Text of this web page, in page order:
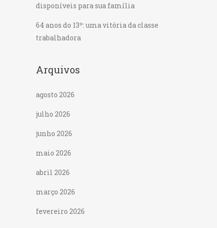
disponíveis para sua família
64 anos do 13º: uma vitória da classe
trabalhadora
Arquivos
agosto 2026
julho 2026
junho 2026
maio 2026
abril 2026
março 2026
fevereiro 2026